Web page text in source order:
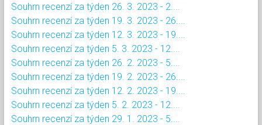
Souhrn recenzí za týden 26. 3. 2023 - 2....
Souhrn recenzí za týden 19. 3. 2023 - 26....
Souhrn recenzí za týden 12. 3. 2023 - 19....
Souhrn recenzí za týden 5. 3. 2023 - 12....
Souhrn recenzí za týden 26. 2. 2023 - 5....
Souhrn recenzí za týden 19. 2. 2023 - 26....
Souhrn recenzí za týden 12. 2. 2023 - 19....
Souhrn recenzí za týden 5. 2. 2023 - 12....
Souhrn recenzí za týden 29. 1. 2023 - 5....